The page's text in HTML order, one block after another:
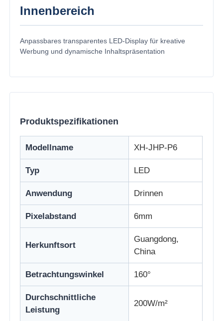
Über uns
Fabrik Tour
Qualitätskontrolle
Kontakt
Nachrichten
Angebot anfordern
LED -Netzbildschirm
Innenbereich
Anpassbares transparentes LED-Display für kreative
Werbung und dynamische Inhaltspräsentation
Produktspezifikationen
Modellname XH-JHP-P6
Typ LED
Anwendung Drinnen
Pixelabstand 6mm
Herkunftsort
Guangdong,
China
Betrachtungswinkel 160°
Durchschnittliche
Leistung
200W/m²